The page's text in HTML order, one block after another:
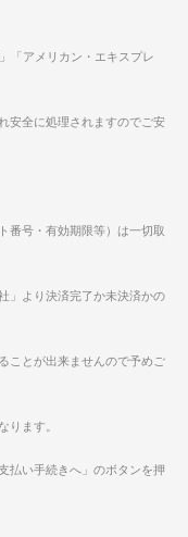
「アメリカン・エキスプレ
安全に処理されますのでご安
番号・有効期限等）は一切取
」より決済完了か未決済かの
ことが出来ませんので予めご
ります。
払い手続きへ」のボタンを押